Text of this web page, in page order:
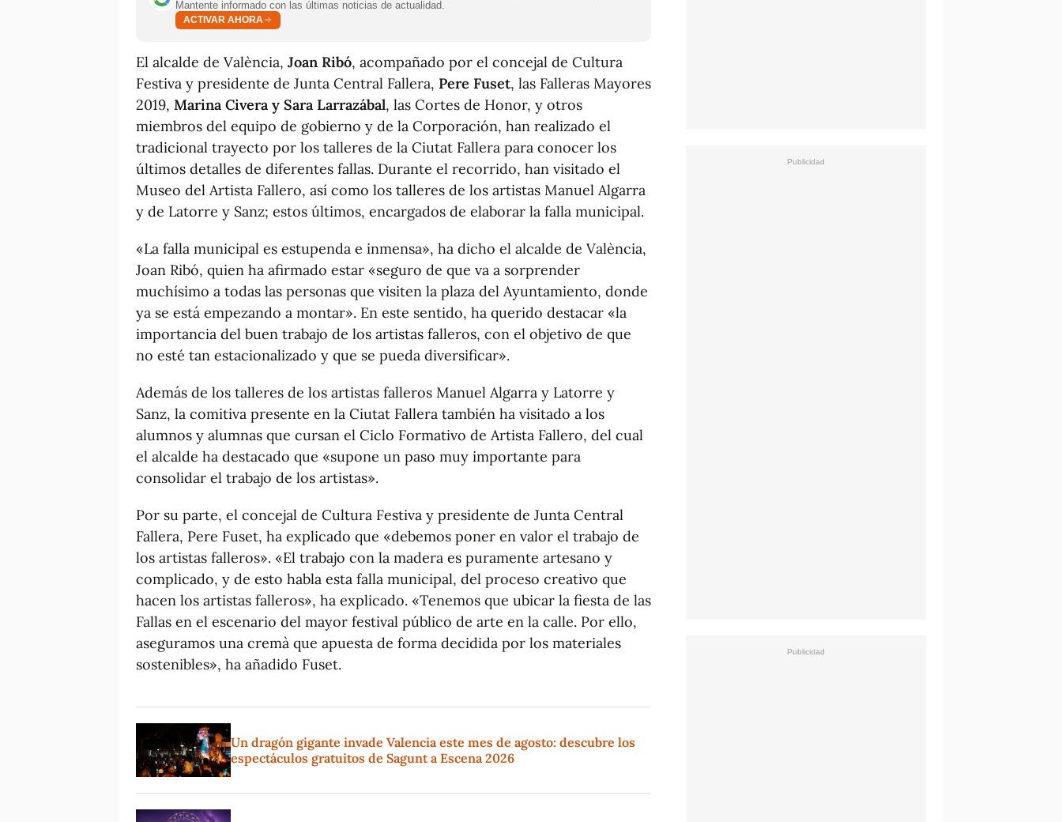
Mantente informado con las últimas noticias de actualidad.
ACTIVAR AHORA
El alcalde de València, Joan Ribó, acompañado por el concejal de Cultura
Festiva y presidente de Junta Central Fallera, Pere Fuset, las Falleras Mayores
2019, Marina Civera y Sara Larrazábal, las Cortes de Honor, y otros
miembros del equipo de gobierno y de la Corporación, han realizado el
tradicional trayecto por los talleres de la Ciutat Fallera para conocer los
últimos detalles de diferentes fallas. Durante el recorrido, han visitado el
Museo del Artista Fallero, así como los talleres de los artistas Manuel Algarra
y de Latorre y Sanz; estos últimos, encargados de elaborar la falla municipal.
«La falla municipal es estupenda e inmensa», ha dicho el alcalde de València,
Joan Ribó, quien ha afirmado estar «seguro de que va a sorprender
muchísimo a todas las personas que visiten la plaza del Ayuntamiento, donde
ya se está empezando a montar». En este sentido, ha querido destacar «la
importancia del buen trabajo de los artistas falleros, con el objetivo de que
no esté tan estacionalizado y que se pueda diversificar».
Además de los talleres de los artistas falleros Manuel Algarra y Latorre y
Sanz, la comitiva presente en la Ciutat Fallera también ha visitado a los
alumnos y alumnas que cursan el Ciclo Formativo de Artista Fallero, del cual
el alcalde ha destacado que «supone un paso muy importante para
consolidar el trabajo de los artistas».
Por su parte, el concejal de Cultura Festiva y presidente de Junta Central
Fallera, Pere Fuset, ha explicado que «debemos poner en valor el trabajo de
los artistas falleros». «El trabajo con la madera es puramente artesano y
complicado, y de esto habla esta falla municipal, del proceso creativo que
hacen los artistas falleros», ha explicado. «Tenemos que ubicar la fiesta de las
Fallas en el escenario del mayor festival público de arte en la calle. Por ello,
aseguramos una cremà que apuesta de forma decidida por los materiales
sostenibles», ha añadido Fuset.
Un dragón gigante invade Valencia este mes de agosto: descubre los
espectáculos gratuitos de Sagunt a Escena 2026